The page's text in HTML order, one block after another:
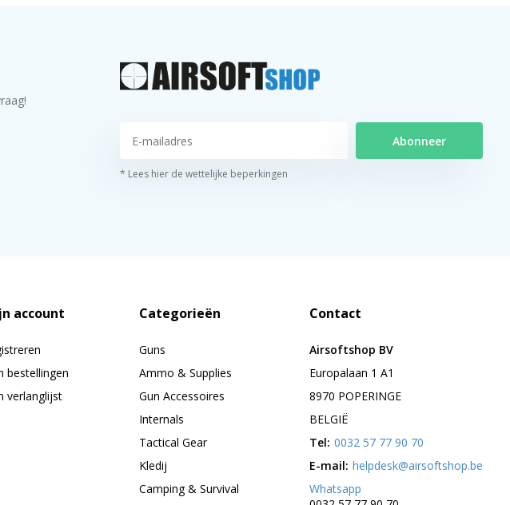
Abonneer
* Lees hier de wettelijke beperkingen
account
bestellingen
verlanglijst
Categorieën
Guns
Ammo & Supplies
Gun Accessoires
Internals
Tactical Gear
Kledij
Camping & Survival
Contact
Airsoftshop BV
Europalaan 1 A1
8970 POPERINGE
BELGIË
Tel: 0032 57 77 90 70
E-mail: helpdesk@airsoftshop.be
Whatsapp